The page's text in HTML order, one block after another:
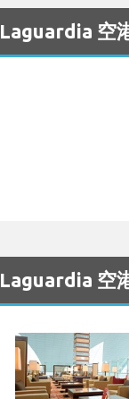
Laguardia 空
Laguardia 空